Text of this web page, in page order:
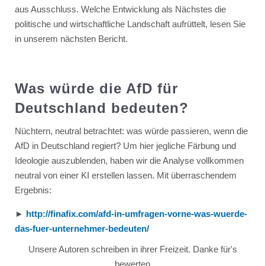
aus Ausschluss. Welche Entwicklung als Nächstes die
politische und wirtschaftliche Landschaft aufrüttelt, lesen Sie
in unserem nächsten Bericht.
Was würde die AfD für
Deutschland bedeuten?
Nüchtern, neutral betrachtet: was würde passieren, wenn die
AfD in Deutschland regiert? Um hier jegliche Färbung und
Ideologie auszublenden, haben wir die Analyse vollkommen
neutral von einer KI erstellen lassen. Mit überraschendem
Ergebnis:
► http://finafix.com/afd-in-umfragen-vorne-was-wuerde-
das-fuer-unternehmer-bedeuten/
Unsere Autoren schreiben in ihrer Freizeit. Danke für's
bewerten